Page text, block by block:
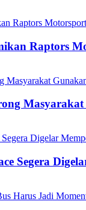
Raptors
Segera